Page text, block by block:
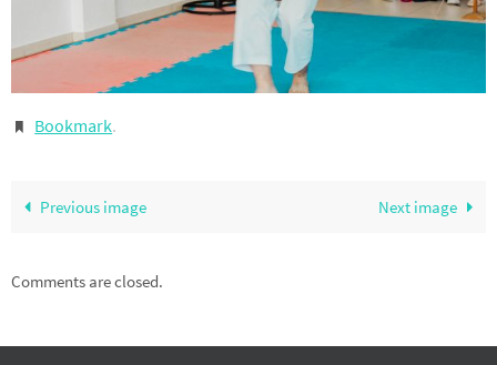
Bookmark.
Previous image Next image
Comments are closed.